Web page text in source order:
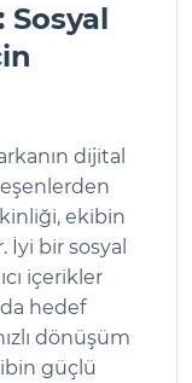
Sosyal
dijital
ekibin
İyi bir sosyal
içerikler
hedef
dönüşüm
güçlü